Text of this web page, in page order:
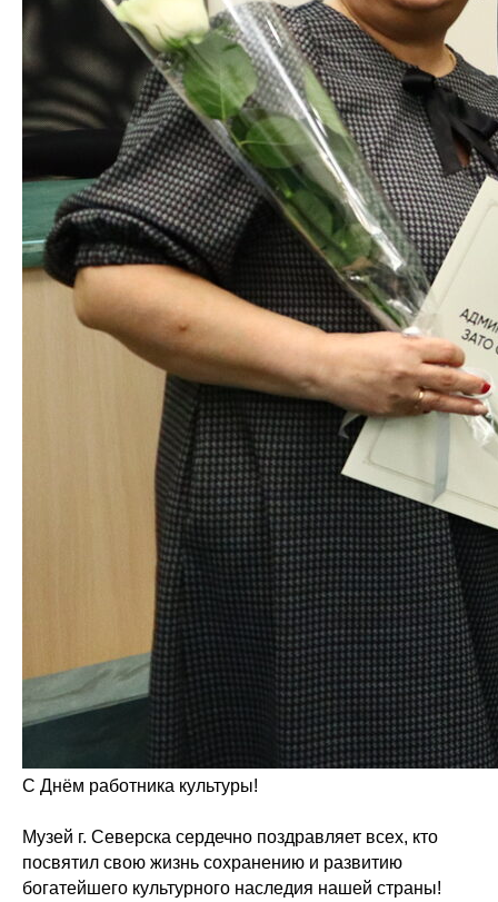
С Днём работника культуры!
Музей г. Северска сердечно поздравляет всех, кто
посвятил свою жизнь сохранению и развитию
богатейшего культурного наследия нашей страны!